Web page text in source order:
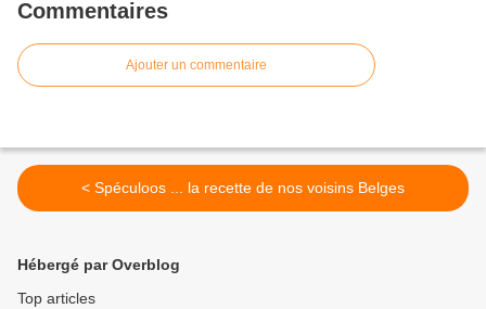
Commentaires
Ajouter un commentaire
< Spéculoos ... la recette de nos voisins Belges
Hébergé par Overblog
Top articles